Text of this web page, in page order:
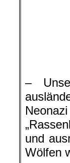
–
und
Wölfen